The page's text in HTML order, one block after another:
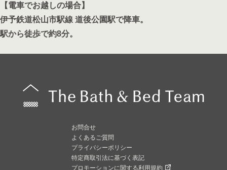
【電車でお越しの場合】
伊予鉄道松山市駅線 道後公園駅で降車。
駅から徒歩で約8分。
お問合せ
よくあるご質問
プライバシーポリシー
特定商取引法に基づく表記
プロモーションに関する利用規約